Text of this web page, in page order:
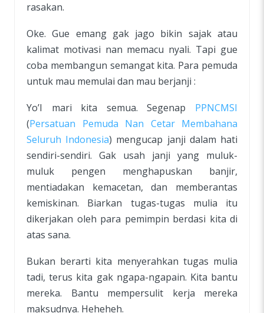
rasakan.
Oke. Gue emang gak jago bikin sajak atau
kalimat motivasi nan memacu nyali. Tapi gue
coba membangun semangat kita. Para pemuda
untuk mau memulai dan mau berjanji :
Yo’I mari kita semua. Segenap PPNCMSI
(Persatuan Pemuda Nan Cetar Membahana
Seluruh Indonesia) mengucap janji dalam hati
sendiri-sendiri. Gak usah janji yang muluk-
muluk pengen menghapuskan banjir,
mentiadakan kemacetan, dan memberantas
kemiskinan. Biarkan tugas-tugas mulia itu
dikerjakan oleh para pemimpin berdasi kita di
atas sana.
Bukan berarti kita menyerahkan tugas mulia
tadi, terus kita gak ngapa-ngapain. Kita bantu
mereka. Bantu mempersulit kerja mereka
maksudnya. Heheheh.